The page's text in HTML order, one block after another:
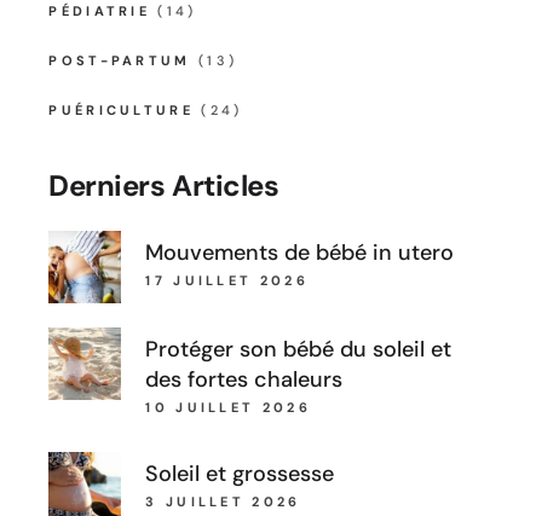
PÉDIATRIE (14)
POST-PARTUM (13)
PUÉRICULTURE (24)
Derniers Articles
Mouvements de bébé in utero
17 JUILLET 2026
Protéger son bébé du soleil et
des fortes chaleurs
10 JUILLET 2026
Soleil et grossesse
3 JUILLET 2026